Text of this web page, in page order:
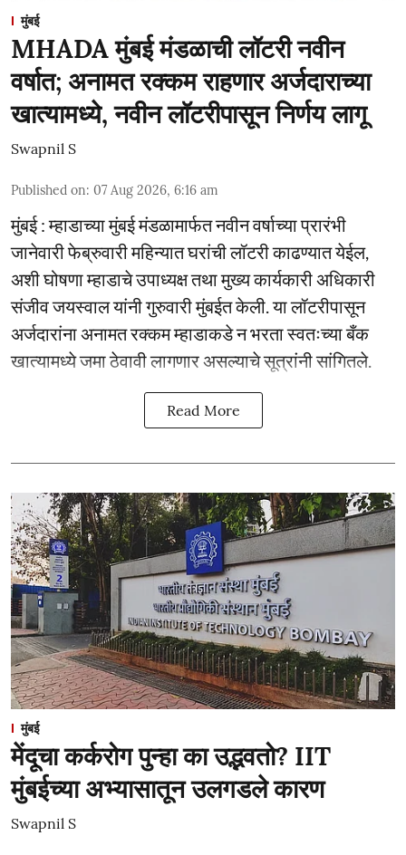
मुंबई
MHADA मुंबई मंडळाची लॉटरी नवीन
वर्षात; अनामत रक्कम राहणार अर्जदाराच्या
खात्यामध्ये, नवीन लॉटरीपासून निर्णय लागू
Swapnil S
Published on: 07 Aug 2026, 6:16 am
मुंबई : म्हाडाच्या मुंबई मंडळामार्फत नवीन वर्षाच्या प्रारंभी
जानेवारी फेब्रुवारी महिन्यात घरांची लॉटरी काढण्यात येईल,
अशी घोषणा म्हाडाचे उपाध्यक्ष तथा मुख्य कार्यकारी अधिकारी
संजीव जयस्वाल यांनी गुरुवारी मुंबईत केली. या लॉटरीपासून
अर्जदारांना अनामत रक्कम म्हाडाकडे न भरता स्वतःच्या बँक
खात्यामध्ये जमा ठेवावी लागणार असल्याचे सूत्रांनी सांगितले.
Read More
मुंबई
मेंदूचा कर्करोग पुन्हा का उद्भवतो? IIT
मुंबईच्या अभ्यासातून उलगडले कारण
Swapnil S